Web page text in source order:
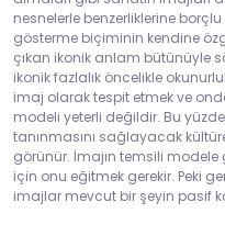
nesnelerle benzerliklerine
gösterme biçiminin kendine
çıkan ikonik anlam bütünüyle
ikonik fazlalık öncelikle
imaj olarak tespit etmek ve
modeli yeterli değildir. Bu
tanınmasını sağlayacak
görünür. İmajın temsili
için onu eğitmek gerekir. Peki
imajlar mevcut bir şeyin pasif